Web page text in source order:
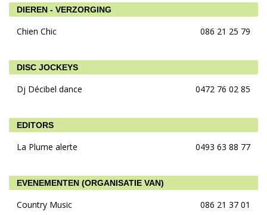
DIEREN - VERZORGING
Chien Chic 086 21 25 79
DISC JOCKEYS
Dj Décibel dance 0472 76 02 85
EDITORS
La Plume alerte 0493 63 88 77
EVENEMENTEN (ORGANISATIE VAN)
Country Music 086 21 37 01